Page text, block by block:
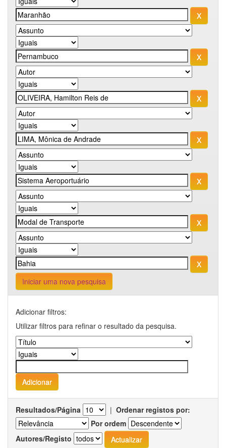
Iniciar uma nova pesquisa
Adicionar filtros:
Utilizar filtros para refinar o resultado da pesquisa.
Resultados/Página | Ordenar registos por:
Por ordem
Autores/Registo